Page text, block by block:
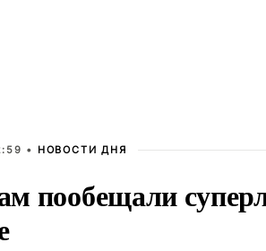
• НОВОСТИ ДНЯ
пообещали